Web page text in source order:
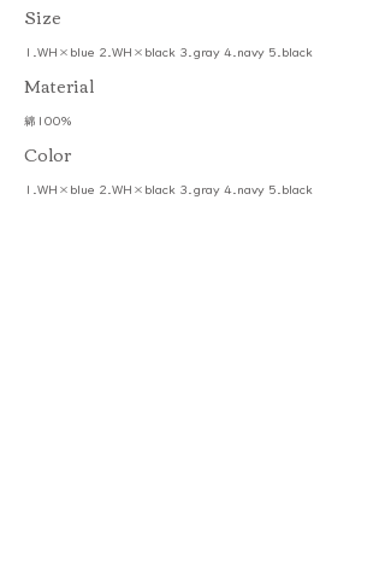
​Size
1.WH×blue 2.WH×black 3.gray 4.navy 5.black
​Material
綿100%
Color
1.WH×blue 2.WH×black 3.gray 4.navy 5.black